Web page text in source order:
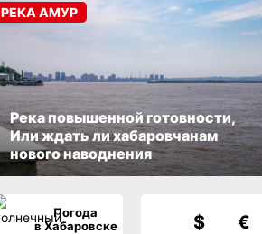
Река повышенной готовности,
Или ждать ли хабаровчанам
нового наводнения
РЕКА АМУР
Погода
в Хабаровске
$ €